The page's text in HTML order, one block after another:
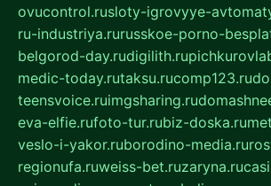
ovucontrol.rusloty-igrovyye-
ru-industriya.rurusskoe-porno-
belgorod-day.rudigilith.ru
medic-today.rutaksu.rucomp123.ru
teensvoice.ruimgsharing.ru
eva-elfie.rufoto-tur.rubiz-doska.ru
veslo-i-yakor.ruborodino-media.ru
regionufa.ruweiss-bet.ruzaryna.ru